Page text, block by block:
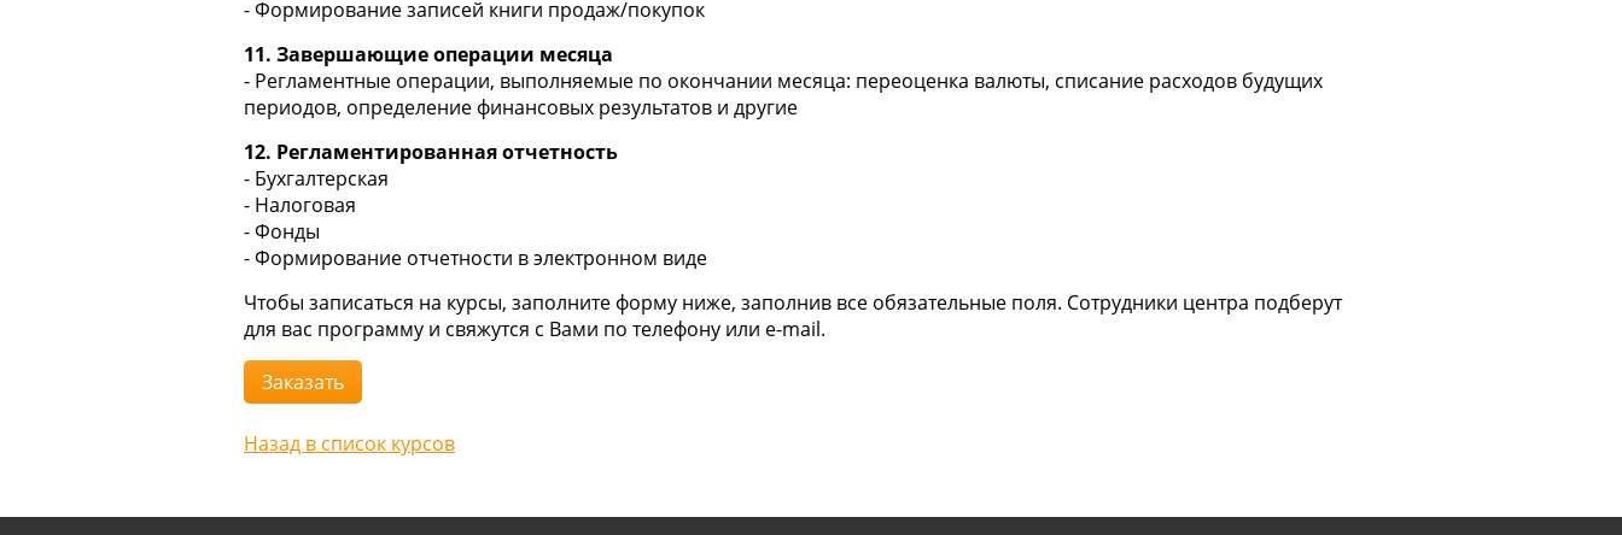
- Формирование записей книги продаж/покупок
11. Завершающие операции месяца
- Регламентные операции, выполняемые по окончании месяца: переоценка валюты, списание расходов будущих
периодов, определение финансовых результатов и другие
12. Регламентированная отчетность
- Бухгалтерская
- Налоговая
- Фонды
- Формирование отчетности в электронном виде
Чтобы записаться на курсы, заполните форму ниже, заполнив все обязательные поля. Сотрудники центра подберут
для вас программу и свяжутся с Вами по телефону или e-mail.
Заказать
Назад в список курсов